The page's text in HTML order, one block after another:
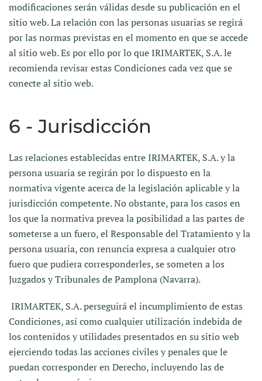
modificaciones serán válidas desde su publicación en el
sitio web. La relación con las personas usuarias se regirá
por las normas previstas en el momento en que se accede
al sitio web. Es por ello por lo que IRIMARTEK, S.A. le
recomienda revisar estas Condiciones cada vez que se
conecte al sitio web.
6 - Jurisdicción
Las relaciones establecidas entre IRIMARTEK, S.A. y la
persona usuaria se regirán por lo dispuesto en la
normativa vigente acerca de la legislación aplicable y la
jurisdicción competente. No obstante, para los casos en
los que la normativa prevea la posibilidad a las partes de
someterse a un fuero, el Responsable del Tratamiento y la
persona usuaria, con renuncia expresa a cualquier otro
fuero que pudiera corresponderles, se someten a los
Juzgados y Tribunales de Pamplona (Navarra).
IRIMARTEK, S.A. perseguirá el incumplimiento de estas
Condiciones, así como cualquier utilización indebida de
los contenidos y utilidades presentados en su sitio web
ejerciendo todas las acciones civiles y penales que le
puedan corresponder en Derecho, incluyendo las de